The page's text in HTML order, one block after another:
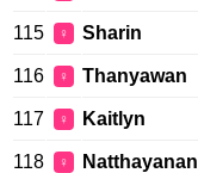
115 ♀ Sharin
116 ♀ Thanyawan
117 ♀ Kaitlyn
118 ♀ Natthayanan